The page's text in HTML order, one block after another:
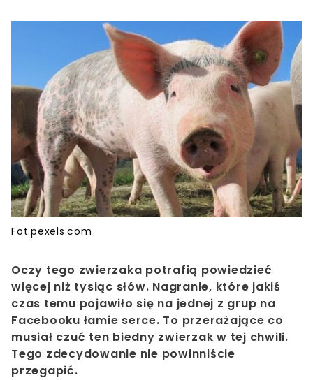
Fot.pexels.com
Oczy tego zwierzaka potrafią powiedzieć
więcej niż tysiąc słów. Nagranie, które jakiś
czas temu pojawiło się na jednej z grup na
Facebooku łamie serce. To przerażające co
musiał czuć ten biedny zwierzak w tej chwili.
Tego zdecydowanie nie powinniście
przegapić.